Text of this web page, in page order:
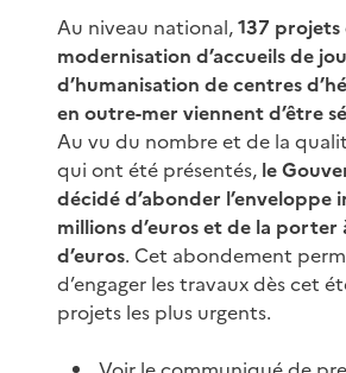
Au niveau national,137 projets
modernisation d’accueils de
d’humanisation de centres
en outre-mer viennent d’être
Au vu du nombre et de la
qui ont été présentés, le
décidé d’abonder l’enveloppe
millions d’euros et de la porter
d’euros. Cet abondement
d’engager les travaux dès cet
projets les plus urgents.